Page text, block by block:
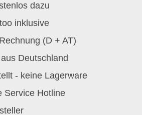
dazu
inklusive
(D + AT)
Deutschland
- keine Lagerware
Service Hotline